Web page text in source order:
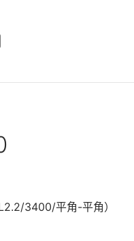
3400/平角-平角）